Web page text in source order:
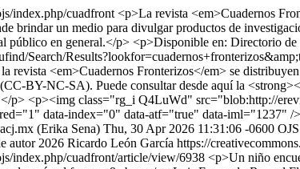
index.php/cuadfront <p>La revista <em>Cuadernos
brindar un medio para divulgar productos de
público en general.</p> <p>Disponible en: Directorio
Search/
revista <em>Cuadernos Fronterizos</em> se
BY-NC-SA). Puede consultar desde aquí la
p> <p><img class="rg_i Q4LuWd" src="blob:http://
data-index="0" data-atf="true" data-iml="1237"
(Erika Sena) Thu, 30 Apr 2026 11:31:06 -0600
autor 2026 Ricardo León García https://
index.php/cuadfront/article/view/6938 <p>Un niño